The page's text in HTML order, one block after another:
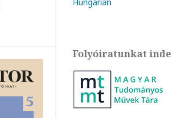
Folyóiratunkat